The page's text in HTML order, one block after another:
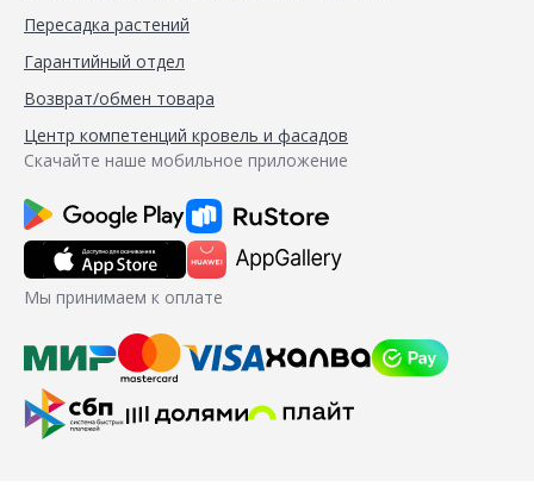
Пересадка растений
Гарантийный отдел
Возврат/обмен товара
Центр компетенций кровель и фасадов
Скачайте наше мобильное приложение
Мы принимаем к оплате